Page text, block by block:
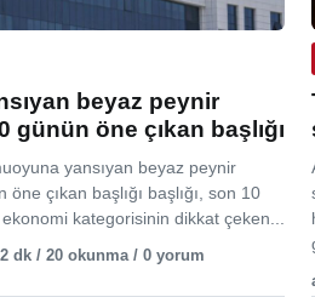
beyaz peynir
günün öne çıkan başlığı
yansıyan beyaz peynir
öne çıkan başlığı başlığı, son 10
kategorisinin dikkat çeken...
dk / 20 okunma / 0 yorum